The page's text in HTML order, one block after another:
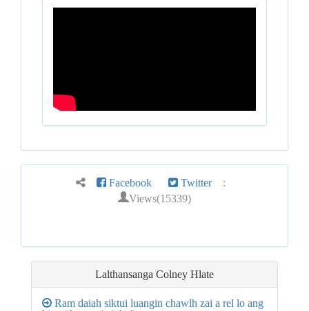
Facebook Twitter :
Views(15339)
Lalthansanga Colney Hlate
Ram daiah siktui luangin chawlh zai a rel lo ang